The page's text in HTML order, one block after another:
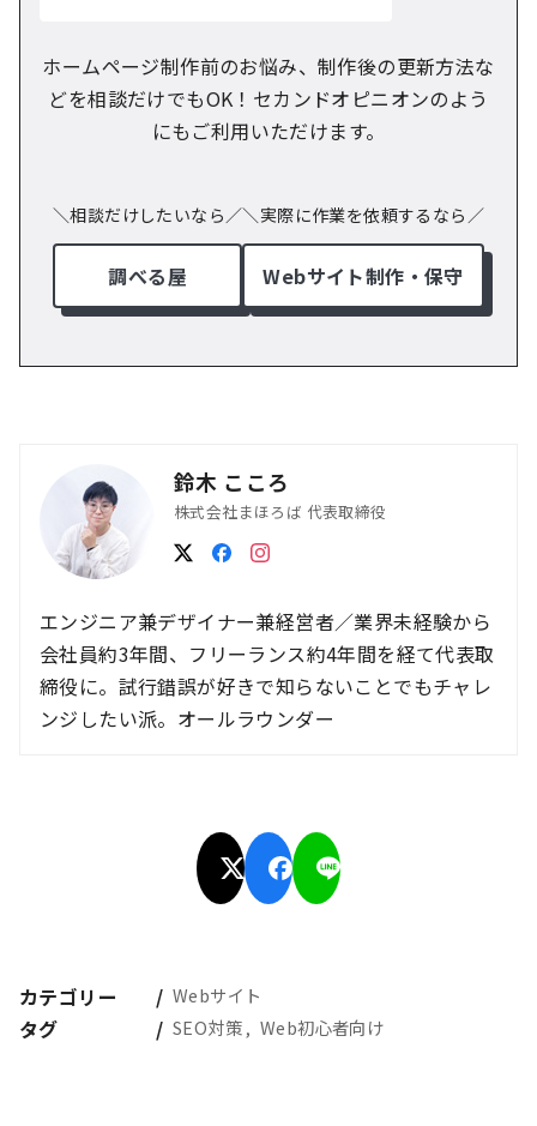
ホームページ制作前のお悩み、制作後の更新方法な
どを相談だけでもOK！ セカンドオピニオンのよう
にもご利用いただけます。
＼相談だけしたいなら／
調べる屋
＼実際に作業を依頼するなら／
Webサイト制作・保守
鈴木 こころ
株式会社まほろば 代表取締役
エンジニア兼デザイナー兼経営者／業界未経験から
会社員約3年間、フリーランス約4年間を経て代表取
締役に。試行錯誤が好きで知らないことでもチャレ
ンジしたい派。オールラウンダー
カテゴリー Webサイト
タグ SEO対策 Web初心者向け